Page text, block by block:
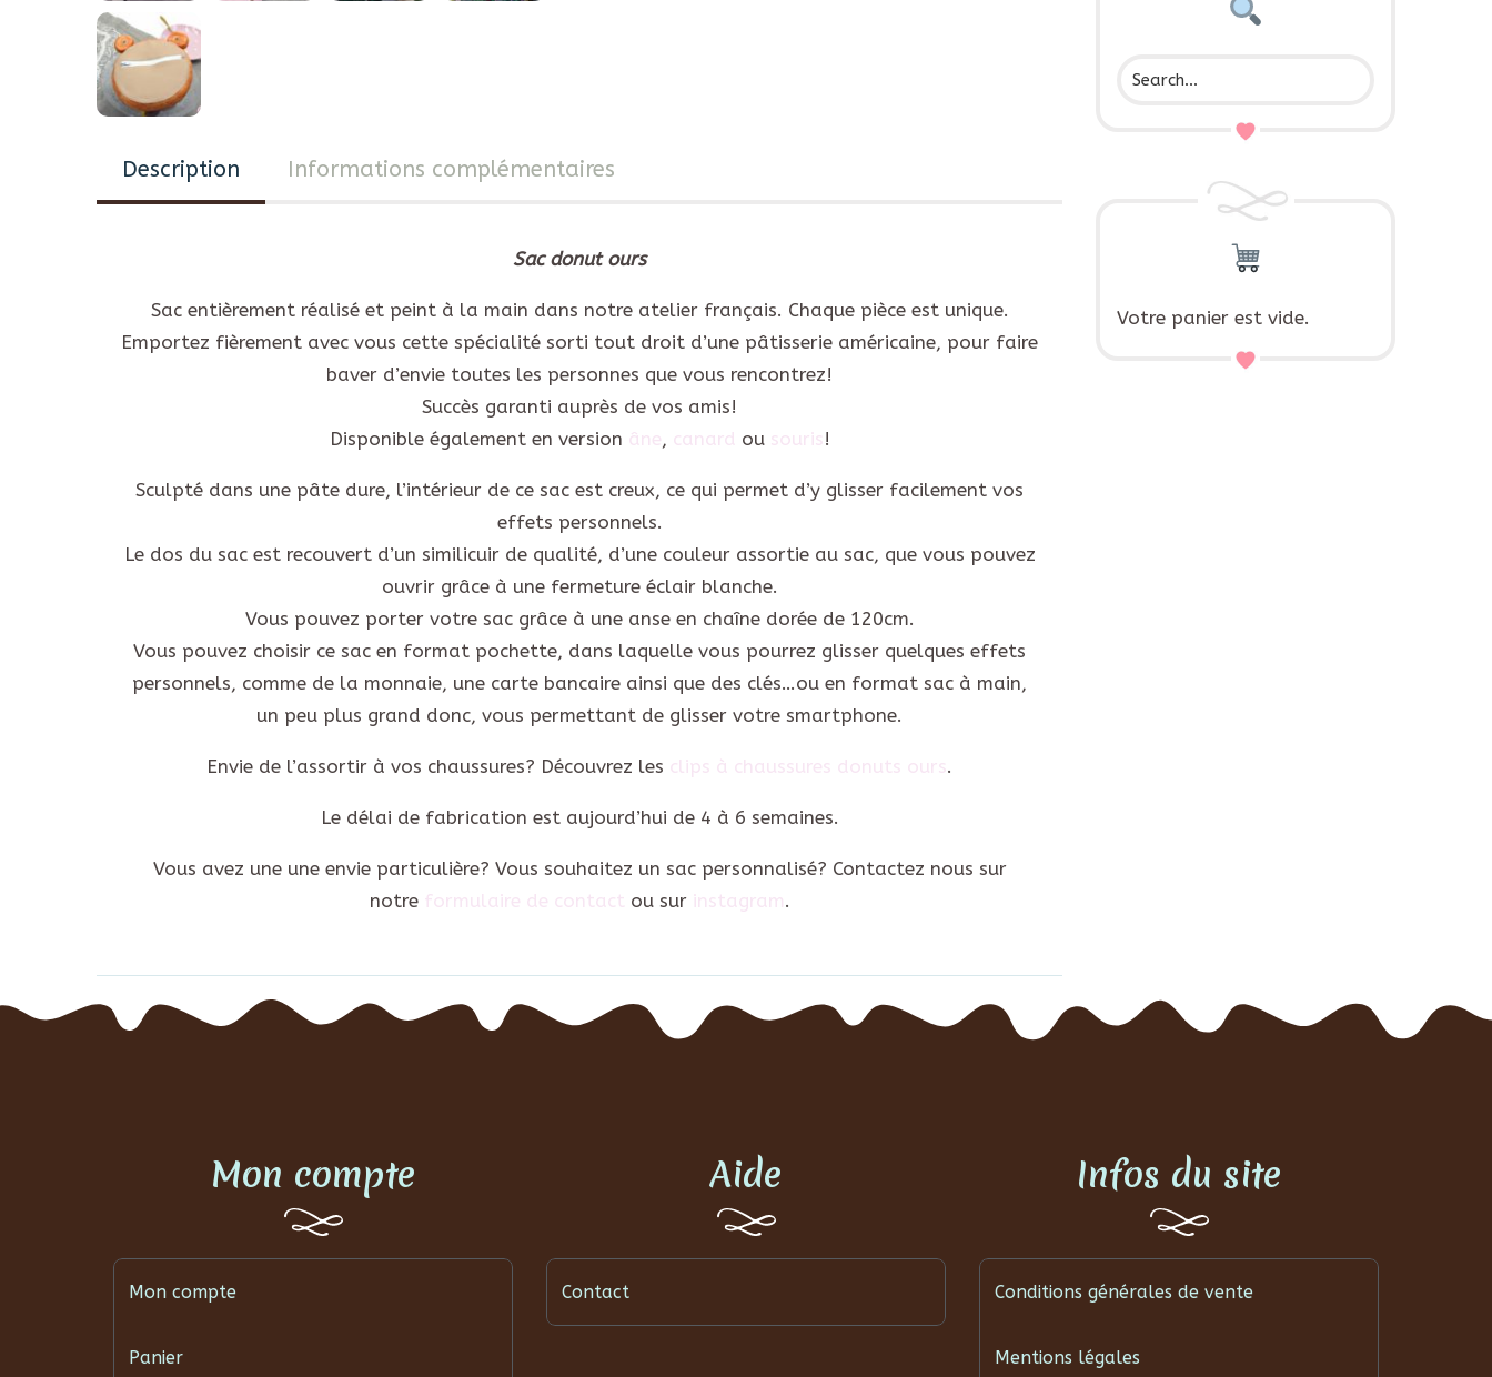
Votre panier est vide.
Description Informations complémentaires
Sac donut ours
Sac entièrement réalisé et peint à la main dans notre atelier français. Chaque pièce est unique.
Emportez fièrement avec vous cette spécialité sorti tout droit d’une pâtisserie américaine, pour faire
baver d’envie toutes les personnes que vous rencontrez!
Succès garanti auprès de vos amis!
Disponible également en version âne, canard ou souris!
Sculpté dans une pâte dure, l’intérieur de ce sac est creux, ce qui permet d’y glisser facilement vos
effets personnels.
Le dos du sac est recouvert d’un similicuir de qualité, d’une couleur assortie au sac, que vous pouvez
ouvrir grâce à une fermeture éclair blanche.
Vous pouvez porter votre sac grâce à une anse en chaîne dorée de 120cm.
Vous pouvez choisir ce sac en format pochette, dans laquelle vous pourrez glisser quelques effets
personnels, comme de la monnaie, une carte bancaire ainsi que des clés…ou en format sac à main,
un peu plus grand donc, vous permettant de glisser votre smartphone.
Envie de l’assortir à vos chaussures? Découvrez les clips à chaussures donuts ours.
Le délai de fabrication est aujourd’hui de 4 à 6 semaines.
Vous avez une une envie particulière? Vous souhaitez un sac personnalisé? Contactez nous sur
notre formulaire de contact ou sur instagram.
Mon compte
Mon compte
Panier
Aide
Contact
Infos du site
Conditions générales de vente
Mentions légales